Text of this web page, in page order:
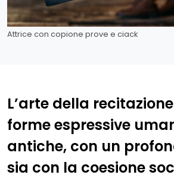
Attrice con copione prove e ciack
L’arte della
forme espressive
antiche, con un
sia con la coesione